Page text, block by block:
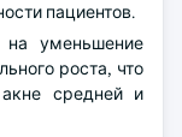
пациентов.
на уменьшение
роста, что
акне средней и